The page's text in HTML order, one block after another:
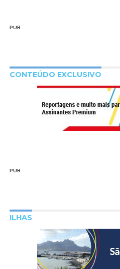
PUB
CONTEÚDO EXCLUSIVO
PUB
ILHAS